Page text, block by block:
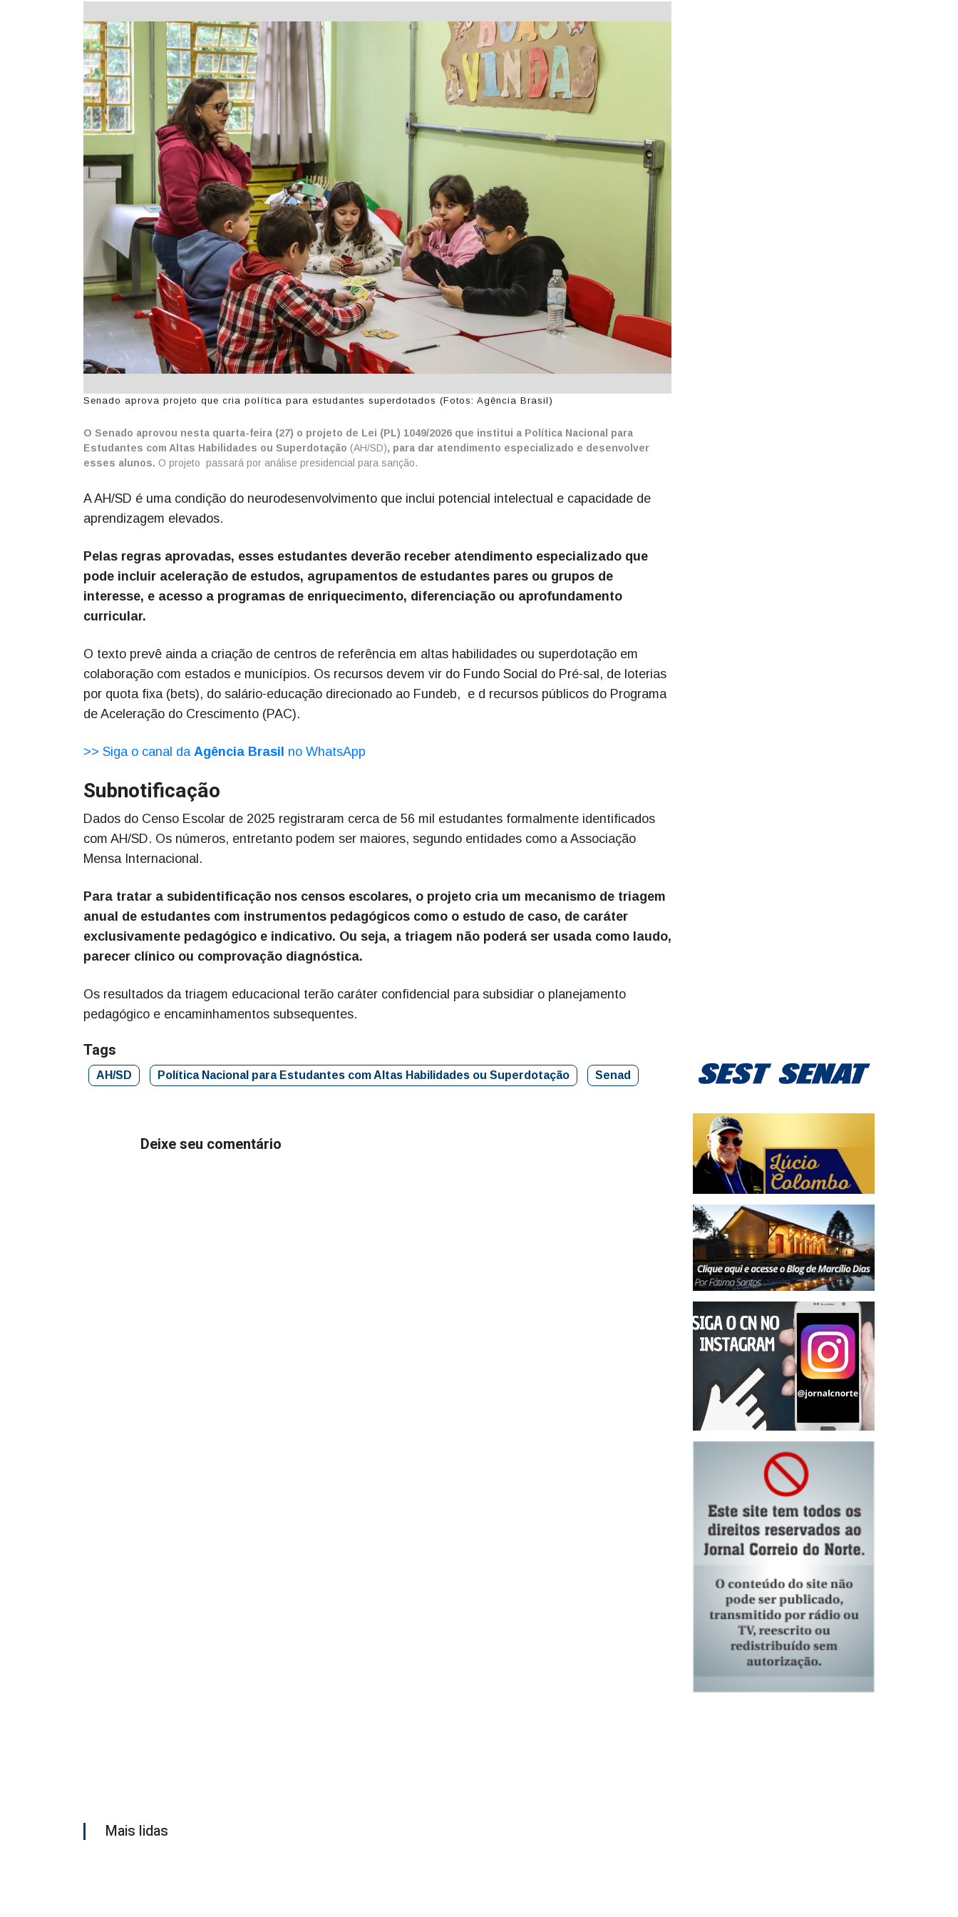
Senado aprova projeto que cria política para estudantes superdotados (Fotos: Agência Brasil)
O Senado aprovou nesta quarta-feira (27) o projeto de Lei (PL) 1049/2026 que institui a Política Nacional para
Estudantes com Altas Habilidades ou Superdotação (AH/SD), para dar atendimento especializado e desenvolver
esses alunos. O projeto passará por análise presidencial para sanção.
A AH/SD é uma condição do neurodesenvolvimento que inclui potencial intelectual e capacidade de
aprendizagem elevados.
Pelas regras aprovadas, esses estudantes deverão receber atendimento especializado que
pode incluir aceleração de estudos, agrupamentos de estudantes pares ou grupos de
interesse, e acesso a programas de enriquecimento, diferenciação ou aprofundamento
curricular.
O texto prevê ainda a criação de centros de referência em altas habilidades ou superdotação em
colaboração com estados e municípios. Os recursos devem vir do Fundo Social do Pré-sal, de loterias
por quota fixa (bets), do salário-educação direcionado ao Fundeb, e d recursos públicos do Programa
de Aceleração do Crescimento (PAC).
>> Siga o canal da Agência Brasil no WhatsApp
Subnotificação
Dados do Censo Escolar de 2025 registraram cerca de 56 mil estudantes formalmente identificados
com AH/SD. Os números, entretanto podem ser maiores, segundo entidades como a Associação
Mensa Internacional.
Para tratar a subidentificação nos censos escolares, o projeto cria um mecanismo de triagem
anual de estudantes com instrumentos pedagógicos como o estudo de caso, de caráter
exclusivamente pedagógico e indicativo. Ou seja, a triagem não poderá ser usada como laudo,
parecer clínico ou comprovação diagnóstica.
Os resultados da triagem educacional terão caráter confidencial para subsidiar o planejamento
pedagógico e encaminhamentos subsequentes.
Tags
AH/SD Política Nacional para Estudantes com Altas Habilidades ou Superdotação Senad
Deixe seu comentário
Mais lidas